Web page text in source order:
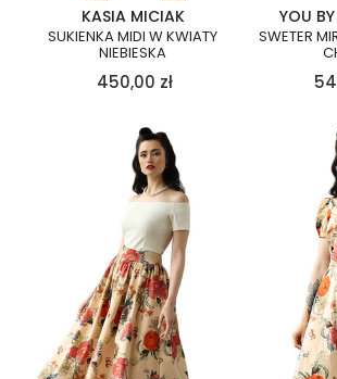
KASIA MICIAK
SUKIENKA MIDI W KWIATY
NIEBIESKA
450,00 zł
YOU
SWETER